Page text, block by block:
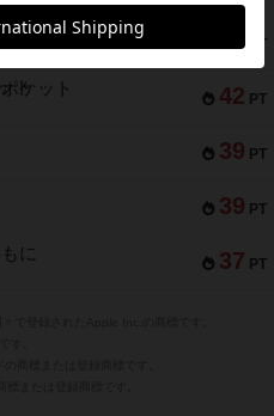
42 PT
42 PT
ケット
39 PT
39 PT
37 PT
に